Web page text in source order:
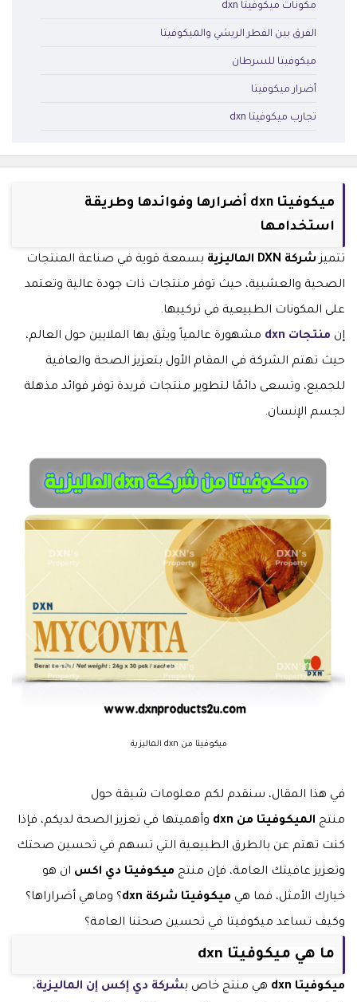
مكونات ميكوفيتا dxn
الفرق بين الفطر الريشي والميكوفيتا
ميكوفيتا للسرطان
أضرار ميكوفيتا
تجارب ميكوفيتا dxn
ميكوفيتا dxn أضرارها وفوائدها وطريقة
استخدامها
تتميزشركة DXN الماليزية
بسمعة قوية في صناعة المنتجات
الصحية والعشبية، حيث توفر منتجات ذات جودة عالية وتعتمد
على المكونات الطبيعية في تركيبها.
إن منتجات dxn
مشهورة عالمياً ويثق بها الملايين حول العالم،
حيث تهتم الشركة في المقام الأول بتعزيز الصحة والعافية
للجميع، وتسعى دائمًا لتطوير منتجات فريدة توفر فوائد مذهلة
لجسم الإنسان.
ميكوفيتا من dxn الماليزية
في هذا المقال، سنقدم لكم معلومات شيقة حول
منتج الميكوفيتا من dxn
وأهميتها في تعزيز الصحة لديكم، فإذا
كنت تهتم عن بالطرق الطبيعية التي تسهم في تحسين صحتك
وتعزيز عافيتك العامة، فإن منتج ميكوفيتا دي اكس ان هو
خيارك الأمثل، فما هي ميكوفيتا شركة dxn
؟ وماهي أضراراها؟
وكيف تساعد ميكوفيتا في تحسين صحتنا العامة؟
ما هي ميكوفيتا dxn
ميكوفيتا dxn هي منتج خاص بشركة دي إكس إن الماليزية،